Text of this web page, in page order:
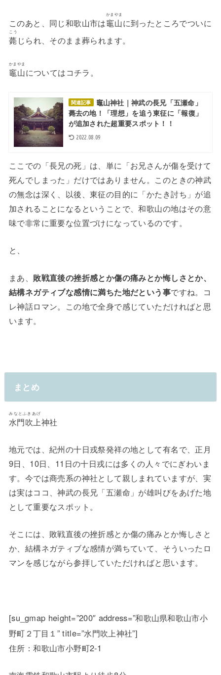
このあと、同じ和歌山市は竈山
かまやま
に到ったところでついに
薨
こう
じられ、そのまま葬られます。
竈山
かまやま
についてはコチラ。
関連記事
竈山神社｜神武の長兄「五瀬命」
薨去の地！「理想」を追う東征に「報復」
が追加された超重要スポット！！
2022.08.09
ここでの「長兄の死」は、単に「お兄さんが傷を受けて
死んでしまった」だけではありません。このときの神武
の無念は深く、以後、東征の目的に「かたき討ち」が追
加されることになるということで、和歌山の地はその意
味で非常に重要な位置づけになっているのです。
と、
まあ、 敗戦直後の挫折感とか傷の痛みとか悔しさとか、
結構ネガティブな感情に満ちた地だという事ですね。コ
レ神話ロマン。この地で全身で感じていただければと思
います。
まとめ
水門吹上
みなとふきあげ
神社
地元では、紀州の十日戎祭発祥の地として有名で、正月
9日、10日、11日の十日戎には多くの人々でにぎわいま
す。今では商売系の神社として親しまれていますが、実
は実はココ、神武の長兄「五瀬命」が雄叫びをあげた地
として重要なスポット。
そこには、敗戦直後の挫折感とか傷の痛みとか悔しさと
か、結構ネガティブな感情が満ちていて、そういったロ
マンを感じながら参拝していただければと思います。
[su_gmap height=”200″ address=”和歌山県和歌山市小
野町２丁目１” title=”水門吹上神社”]
住所：和歌山市小野町2-1